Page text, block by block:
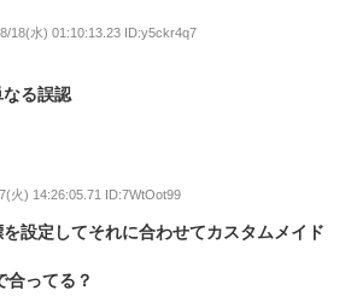
18(水) 01:10:13.23 ID:y5ckr4q7
る誤認
火) 14:26:05.71 ID:7WtOot99
設定してそれに合わせてカスタムメイド
合ってる？